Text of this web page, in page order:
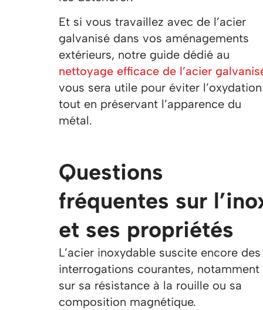
Et si vous travaillez avec de l’acier
galvanisé dans vos aménagements
extérieurs, notre guide dédié au
nettoyage efficace de l’acier
vous sera utile pour éviter l’oxydation
tout en préservant l’apparence du
métal.
Questions
fréquentes sur
et ses propriétés
L’acier inoxydable suscite encore des
interrogations courantes, notamment
sur sa résistance à la rouille ou sa
composition magnétique.